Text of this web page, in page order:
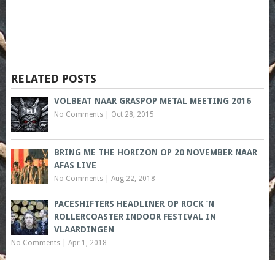
RELATED POSTS
VOLBEAT NAAR GRASPOP METAL MEETING 2016
No Comments| Oct 28, 2015
BRING ME THE HORIZON OP 20 NOVEMBER NAAR
AFAS LIVE
No Comments| Aug 22, 2018
PACESHIFTERS HEADLINER OP ROCK ’N
ROLLERCOASTER INDOOR FESTIVAL IN
VLAARDINGEN
No Comments| Apr 1, 2018